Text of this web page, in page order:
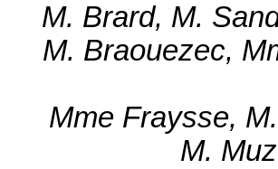
M. Brard, M.
M. Braouezec,
Mme Fraysse,
M.